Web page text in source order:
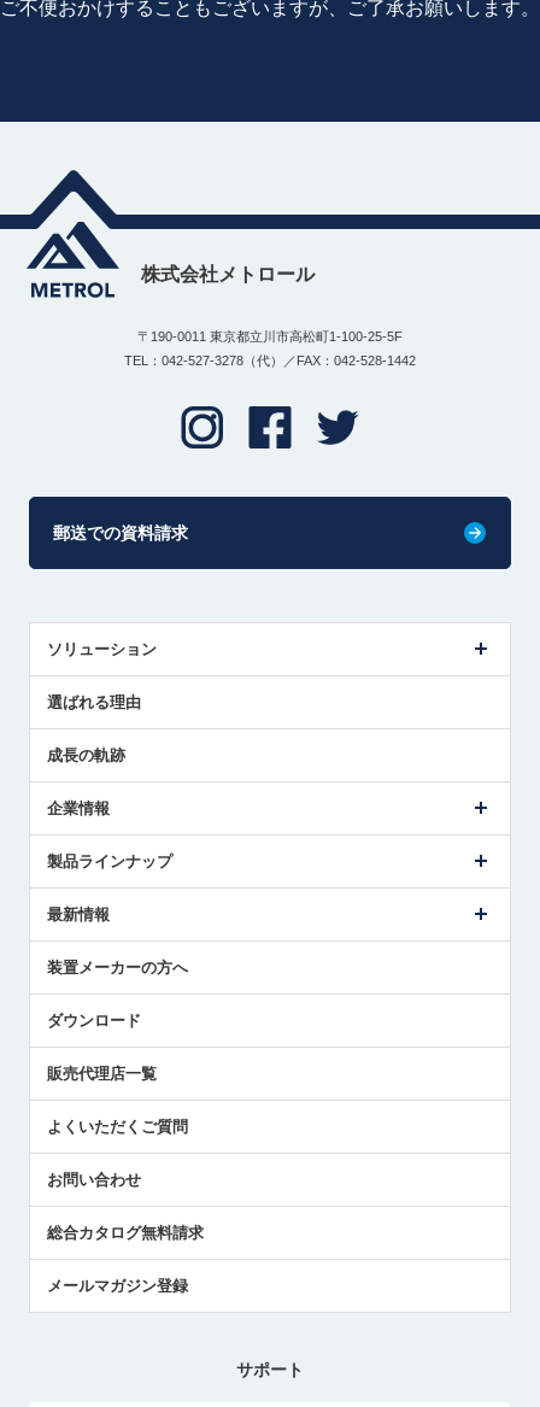
ご不便おかけすることもございますが、ご了承お願いします。
株式会社メトロール
〒190-0011 東京都立川市高松町1-100-25-5F
TEL：042-527-3278（代）／FAX：042-528-1442
郵送での資料請求
ソリューション
解決策提案
選ばれる理由
成長の軌跡
企業情報
ごあいさつ
受賞履歴
採用情報
国/地域/言語
製品ラインナップ
ツールセッタ製品
エアマイクロセンサ製品
最新情報
メトロールの技術
社員ブログ
中小企業のBCP地震対策
センサのテクニカルガイド
社長ブログ
装置メーカーの方へ
ダウンロード
販売代理店一覧
よくいただくご質問
お問い合わせ
総合カタログ無料請求
メールマガジン登録
サポート